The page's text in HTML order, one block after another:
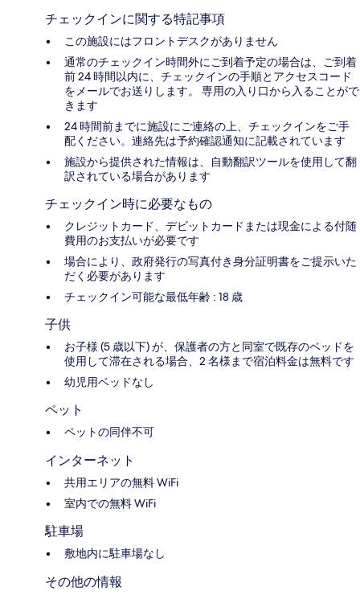
チェックインに関する特記事項
この施設にはフロントデスクがありません
通常のチェックイン時間外にご到着予定の場合は、ご到着
前 24 時間以内に、チェックインの手順とアクセスコード
をメールでお送りします。 専用の入り口から入ることがで
きます
24 時間前までに施設にご連絡の上、チェックインをご手
配ください。連絡先は予約確認通知に記載されています
施設から提供された情報は、自動翻訳ツールを使用して翻
訳されている場合があります
チェックイン時に必要なもの
クレジットカード、デビットカードまたは現金による付随
費用のお支払いが必要です
場合により、政府発行の写真付き身分証明書をご提示いた
だく必要があります
チェックイン可能な最低年齢 : 18 歳
子供
お子様 (5 歳以下) が、保護者の方と同室で既存のベッドを
使用して滞在される場合、2 名様まで宿泊料金は無料です
幼児用ベッドなし
ペット
ペットの同伴不可
インターネット
共用エリアの無料 WiFi
室内での無料 WiFi
駐車場
敷地内に駐車場なし
その他の情報